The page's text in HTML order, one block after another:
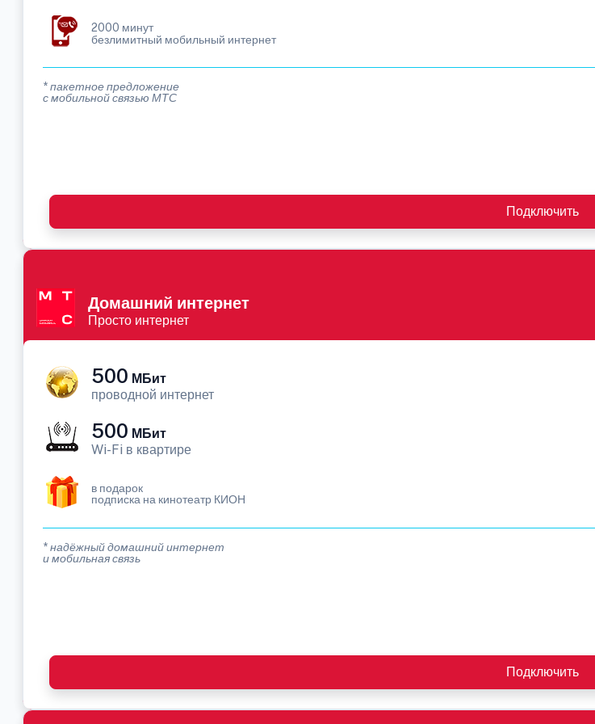
2000 минут
безлимитный мобильный интернет
* пакетное предложение
с мобильной связью МТС
Подключить
Домашний интернет
Просто интернет
500 МБит
проводной интернет
500 МБит
Wi-Fi в квартире
в подарок
подписка на кинотеатр КИОН
* надёжный домашний интернет
и мобильная связь
Подключить